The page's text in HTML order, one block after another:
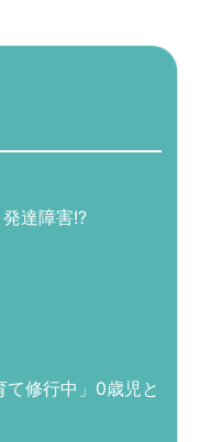
達障害!?
修行中」0歳児と